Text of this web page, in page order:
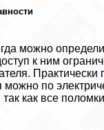
можно
к ним
Пpaктически
можно по
так как все